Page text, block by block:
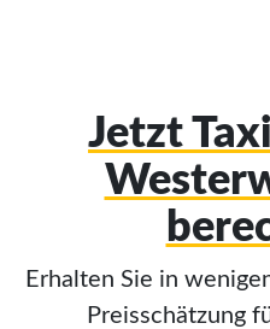
Jetzt
Erhalten Sie in
Preisschätzung